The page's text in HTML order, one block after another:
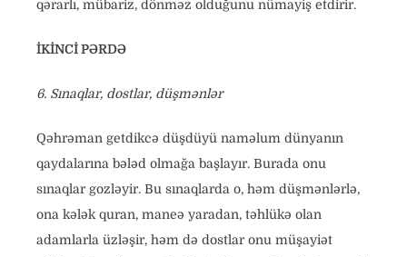
qərarlı, mübariz, dönməz olduğunu nümayiş etdirir.
İKİNCİ PƏRDƏ
6. Sınaqlar, dostlar, düşmənlər
Qəhrəman getdikcə düşdüyü naməlum dünyanın
qaydalarına bələd olmağa başlayır. Burada onu
sınaqlar gozləyir. Bu sınaqlarda o, həm düşmənlərlə,
ona kələk quran, maneə yaradan, təhlükə olan
adamlarla üzləşir, həm də dostlar onu müşayiət